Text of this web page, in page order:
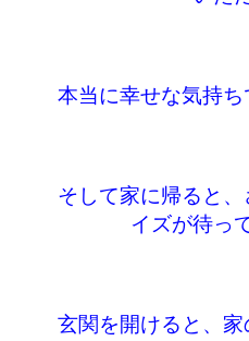
本当に幸せな気持ち
そして家に帰ると
イズが待っ
玄関を開けると、